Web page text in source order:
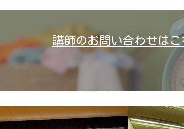
講師のお問い合わせはこ